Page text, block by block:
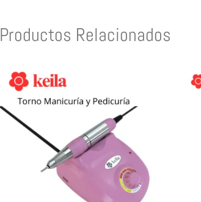
Productos Relacionados